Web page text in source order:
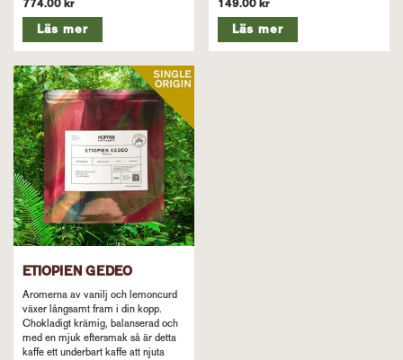
774.00 kr
Läs mer
149.00 kr
Läs mer
ETIOPIEN GEDEO
Aromerna av vanilj och lemoncurd
växer långsamt fram i din kopp.
Chokladigt krämig, balanserad och
med en mjuk eftersmak så är detta
kaffe ett underbart kaffe att njuta